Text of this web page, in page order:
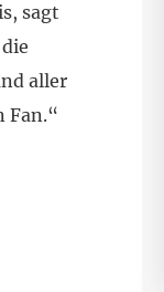
sagt
aller
Fan.“